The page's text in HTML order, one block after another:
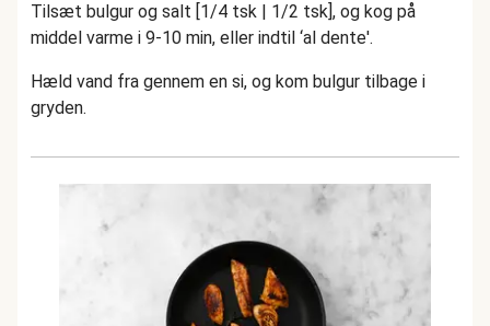
Tilsæt bulgur og salt [1/4 tsk | 1/2 tsk], og kog på
middel varme i 9-10 min, eller indtil ‘al dente'.
Hæld vand fra gennem en si, og kom bulgur tilbage i
gryden.